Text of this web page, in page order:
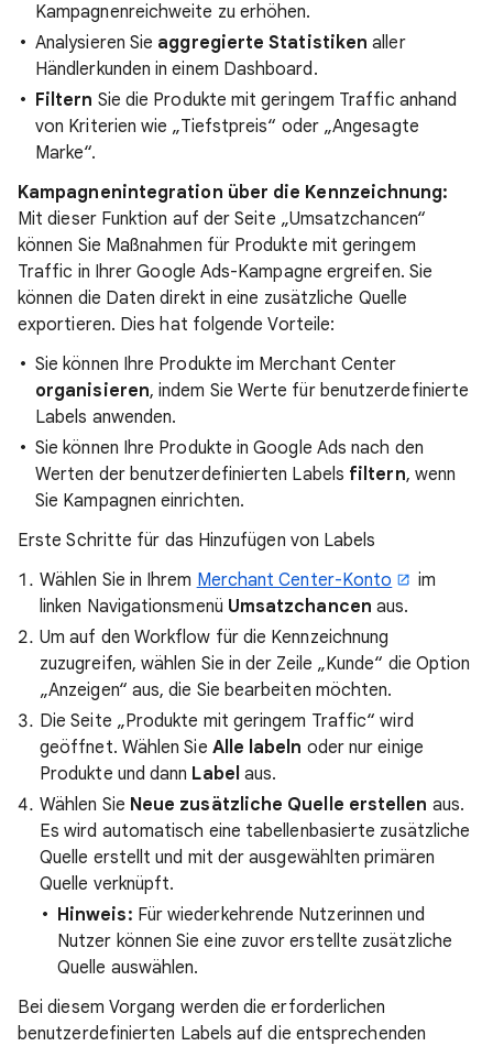
Kampagnenreichweite zu erhöhen.
Analysieren Sie aggregierte Statistiken aller
Händlerkunden in einem Dashboard.
Filtern Sie die Produkte mit geringem Traffic anhand
von Kriterien wie „Tiefstpreis“ oder „Angesagte
Marke“.
Kampagnenintegration über die Kennzeichnung:
Mit dieser Funktion auf der Seite „Umsatzchancen“
können Sie Maßnahmen für Produkte mit geringem
Traffic in Ihrer Google Ads-Kampagne ergreifen. Sie
können die Daten direkt in eine zusätzliche Quelle
exportieren. Dies hat folgende Vorteile:
Sie können Ihre Produkte im Merchant Center
organisieren, indem Sie Werte für benutzerdefinierte
Labels anwenden.
Sie können Ihre Produkte in Google Ads nach den
Werten der benutzerdefinierten Labels filtern, wenn
Sie Kampagnen einrichten.
Erste Schritte für das Hinzufügen von Labels
Wählen Sie in Ihrem Merchant Center-Konto
im
linken Navigationsmenü Umsatzchancen aus.
Um auf den Workflow für die Kennzeichnung
zuzugreifen, wählen Sie in der Zeile „Kunde“ die Option
„Anzeigen“ aus, die Sie bearbeiten möchten.
Die Seite „Produkte mit geringem Traffic“ wird
geöffnet. Wählen Sie Alle labeln oder nur einige
Produkte und dann Label aus.
Wählen Sie Neue zusätzliche Quelle erstellen aus.
Es wird automatisch eine tabellenbasierte zusätzliche
Quelle erstellt und mit der ausgewählten primären
Quelle verknüpft.
Hinweis: Für wiederkehrende Nutzerinnen und
Nutzer können Sie eine zuvor erstellte zusätzliche
Quelle auswählen.
Bei diesem Vorgang werden die erforderlichen
benutzerdefinierten Labels auf die entsprechenden